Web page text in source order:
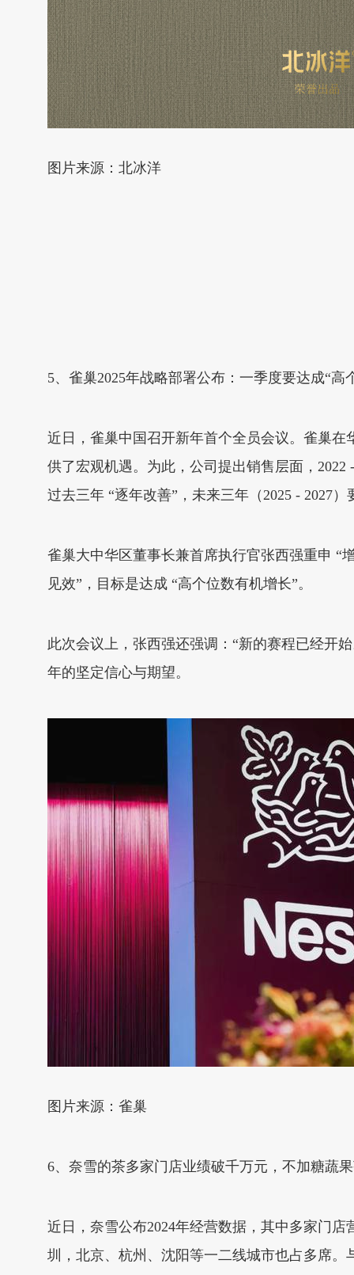
图片来源：北冰洋
5、雀巢2025年战略部署公布：一季度要达成“高
近日，雀巢中国召开新年首个全员会议。雀巢
供了宏观机遇。为此，公司提出销售层面，2022
过去三年 “逐年改善”，未来三年（2025 - 2027）
雀巢大中华区董事长兼首席执行官张西强重申 “
见效”，目标是达成 “高个位数有机增长”。
此次会议上，张西强还强调：“新的赛程已经开
年的坚定信心与期望。
图片来源：雀巢
6、奈雪的茶多家门店业绩破千万元，不加糖蔬
近日，奈雪公布2024年经营数据，其中多家门
圳，北京、杭州、沈阳等一二线城市也占多席